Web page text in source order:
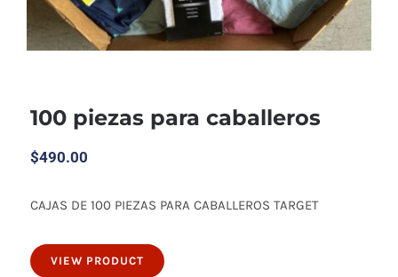
100 piezas para caballeros
100 piezas para caballeros
$490.00
CAJAS DE 100 PIEZAS PARA CABALLEROS TARGET
VIEW PRODUCT